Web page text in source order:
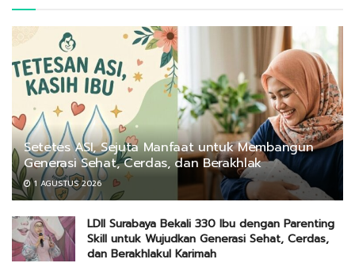
Setetes ASI, Sejuta Manfaat untuk Membangun
Generasi Sehat, Cerdas, dan Berakhlak
1 AGUSTUS 2026
LDII Surabaya Bekali 330 Ibu dengan Parenting
Skill untuk Wujudkan Generasi Sehat, Cerdas,
dan Berakhlakul Karimah